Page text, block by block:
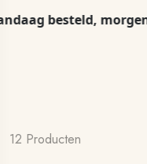
besteld, morgen
12 Producten